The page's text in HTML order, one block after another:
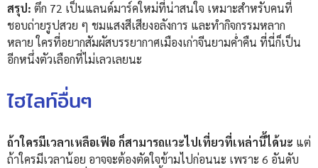
สรุป: ตึก 72 เป็นแลนด์มาร์คใหม่ที่น่าสนใจ เหมาะสำหรับคนที่
ชอบถ่ายรูปสวย ๆ ชมแสงสีเสียงอลังการ และทำกิจกรรมหลาก
หลาย ใครที่อยากสัมผัสบรรยากาศเมืองเก่าจีนยามค่ำคืน ที่นี่ก็เป็น
อีกหนึ่งตัวเลือกที่ไม่เลวเลยนะ
ไฮไลท์อื่นๆ
ถ้าใครมีเวลาเหลือเฟือ ก็สามารถแวะไปเที่ยวที่เหล่านี้ได้นะ แต่
ถ้าใครมีเวลาน้อย อาจจะต้องตัดใจข้ามไปก่อนนะ เพราะ 6 อันดับ